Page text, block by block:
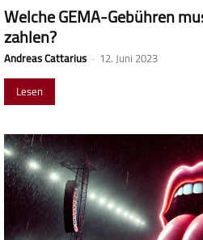
Welche GEMA-Gebühren
zahlen?
Andreas Cattarius - 12. Juni 2023
Lesen